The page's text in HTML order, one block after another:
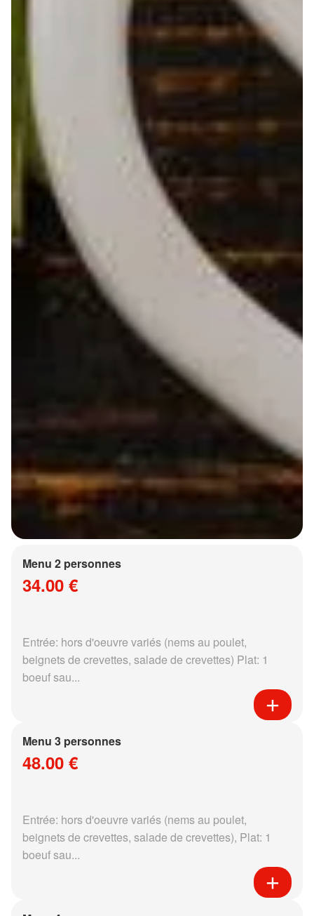
Menu 2 personnes
34.00 €
Entrée: hors d'oeuvre variés (nems au poulet,
beignets de crevettes, salade de crevettes) Plat: 1
boeuf sau...
Menu 3 personnes
48.00 €
Entrée: hors d'oeuvre variés (nems au poulet,
beignets de crevettes, salade de crevettes), Plat: 1
boeuf sau...